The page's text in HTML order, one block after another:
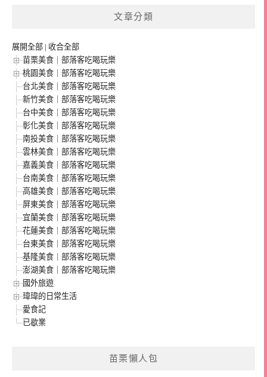
文章分類
展開全部 | 收合全部
苗栗美食｜部落客吃喝玩樂
桃園美食｜部落客吃喝玩樂
台北美食｜部落客吃喝玩樂
新竹美食｜部落客吃喝玩樂
台中美食｜部落客吃喝玩樂
彰化美食｜部落客吃喝玩樂
南投美食｜部落客吃喝玩樂
雲林美食｜部落客吃喝玩樂
嘉義美食｜部落客吃喝玩樂
台南美食｜部落客吃喝玩樂
高雄美食｜部落客吃喝玩樂
屏東美食｜部落客吃喝玩樂
宜蘭美食｜部落客吃喝玩樂
花蓮美食｜部落客吃喝玩樂
台東美食｜部落客吃喝玩樂
基隆美食｜部落客吃喝玩樂
澎湖美食｜部落客吃喝玩樂
國外旅遊
瑋瑋的日常生活
愛食記
已歇業
苗栗懶人包